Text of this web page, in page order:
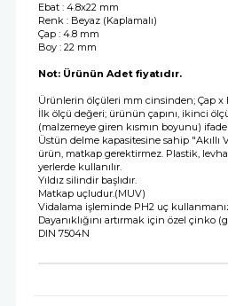
Ebat : 4.8x22 mm
Renk : Beyaz (Kaplamalı)
Çap : 4.8 mm
Boy : 22 mm
Not: Ürünün Adet fiyatıdır.
Ürünlerin ölçüleri mm cinsinden; Çap x
İlk ölçü değeri; ürünün çapını, ikinci
(malzemeye giren kısmın boyunu) ifade
Üstün delme kapasitesine sahip "Akıllı
ürün, matkap gerektirmez. Plastik,
yerlerde kullanılır.
Yıldız silindir başlıdır.
Matkap uçludur.(MUV)
Vidalama işleminde PH2 uç
Dayanıklığını artırmak için özel çinko
DIN 7504N